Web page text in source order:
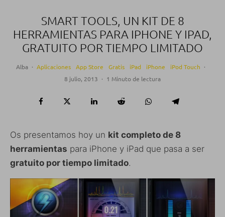
SMART TOOLS, UN KIT DE 8
HERRAMIENTAS PARA IPHONE Y IPAD,
GRATUITO POR TIEMPO LIMITADO
Alba · Aplicaciones App Store Gratis iPad iPhone iPod Touch ·
8 julio, 2013 · 1 Minuto de lectura
Os presentamos hoy un kit completo de 8
herramientas para iPhone y iPad que pasa a ser
gratuito por tiempo limitado.